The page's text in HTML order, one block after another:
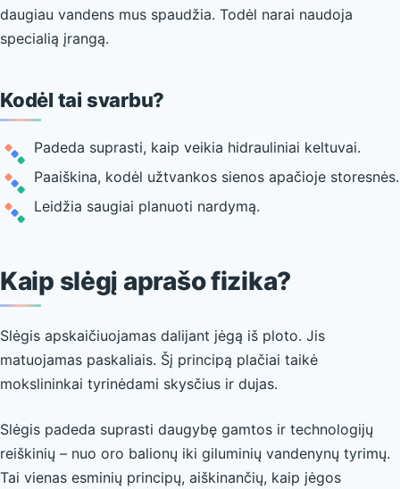
daugiau vandens mus spaudžia. Todėl narai naudoja
specialią įrangą.
Kodėl tai svarbu?
Padeda suprasti, kaip veikia hidrauliniai keltuvai.
Paaiškina, kodėl užtvankos sienos apačioje storesnės.
Leidžia saugiai planuoti nardymą.
Kaip slėgį aprašo fizika?
Slėgis apskaičiuojamas dalijant jėgą iš ploto. Jis
matuojamas paskaliais. Šį principą plačiai taikė
mokslininkai tyrinėdami skysčius ir dujas.
Slėgis padeda suprasti daugybę gamtos ir technologijų
reiškinių – nuo oro balionų iki giluminių vandenynų tyrimų.
Tai vienas esminių principų, aiškinančių, kaip jėgos